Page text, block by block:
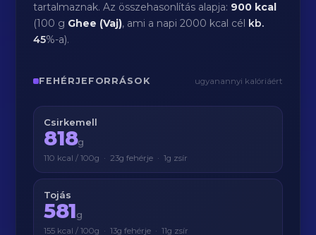
tartalmaznak. Az összehasonlítás alapja: 900 kcal
(100 g Ghee (Vaj), ami a napi 2000 kcal cél kb.
45%-a).
FEHÉRJEFORRÁSOK ugyanannyi kalóriáért
Csirkemell
818g
110 kcal / 100g · 23g fehérje · 1g zsír
Tojás
581g
155 kcal / 100g · 13g fehérje · 11g zsír